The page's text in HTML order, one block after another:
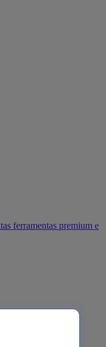
ferramentas premium e